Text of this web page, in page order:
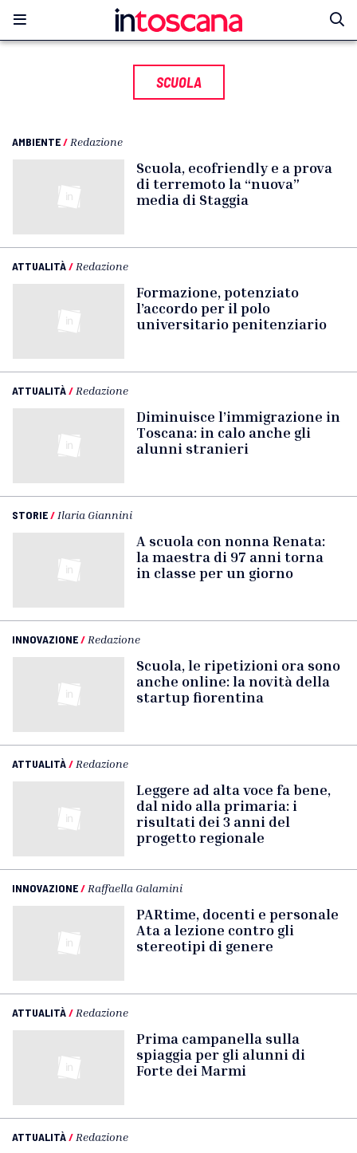
SCUOLA
AMBIENTE/ Redazione
Scuola, ecofriendly e a prova
di terremoto la “nuova”
media di Staggia
ATTUALITÀ/ Redazione
Formazione, potenziato
l’accordo per il polo
universitario penitenziario
ATTUALITÀ/ Redazione
Diminuisce l’immigrazione in
Toscana: in calo anche gli
alunni stranieri
STORIE/ Ilaria Giannini
A scuola con nonna Renata:
la maestra di 97 anni torna
in classe per un giorno
INNOVAZIONE/ Redazione
Scuola, le ripetizioni ora sono
anche online: la novità della
startup fiorentina
ATTUALITÀ/ Redazione
Leggere ad alta voce fa bene,
dal nido alla primaria: i
risultati dei 3 anni del
progetto regionale
INNOVAZIONE/ Raffaella Galamini
PARtime, docenti e personale
Ata a lezione contro gli
stereotipi di genere
ATTUALITÀ/ Redazione
Prima campanella sulla
spiaggia per gli alunni di
Forte dei Marmi
ATTUALITÀ/ Redazione